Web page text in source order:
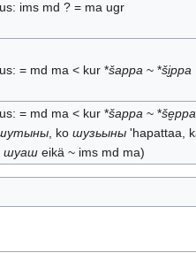
ims md ? = ma ugr
= md ma < kur *šappa ~ *ši̮ppa
= md ma < kur *šappa ~ *še̮ppa
, ko шузьыны'hapattaa,
шуашeikä ~ ims md ma)